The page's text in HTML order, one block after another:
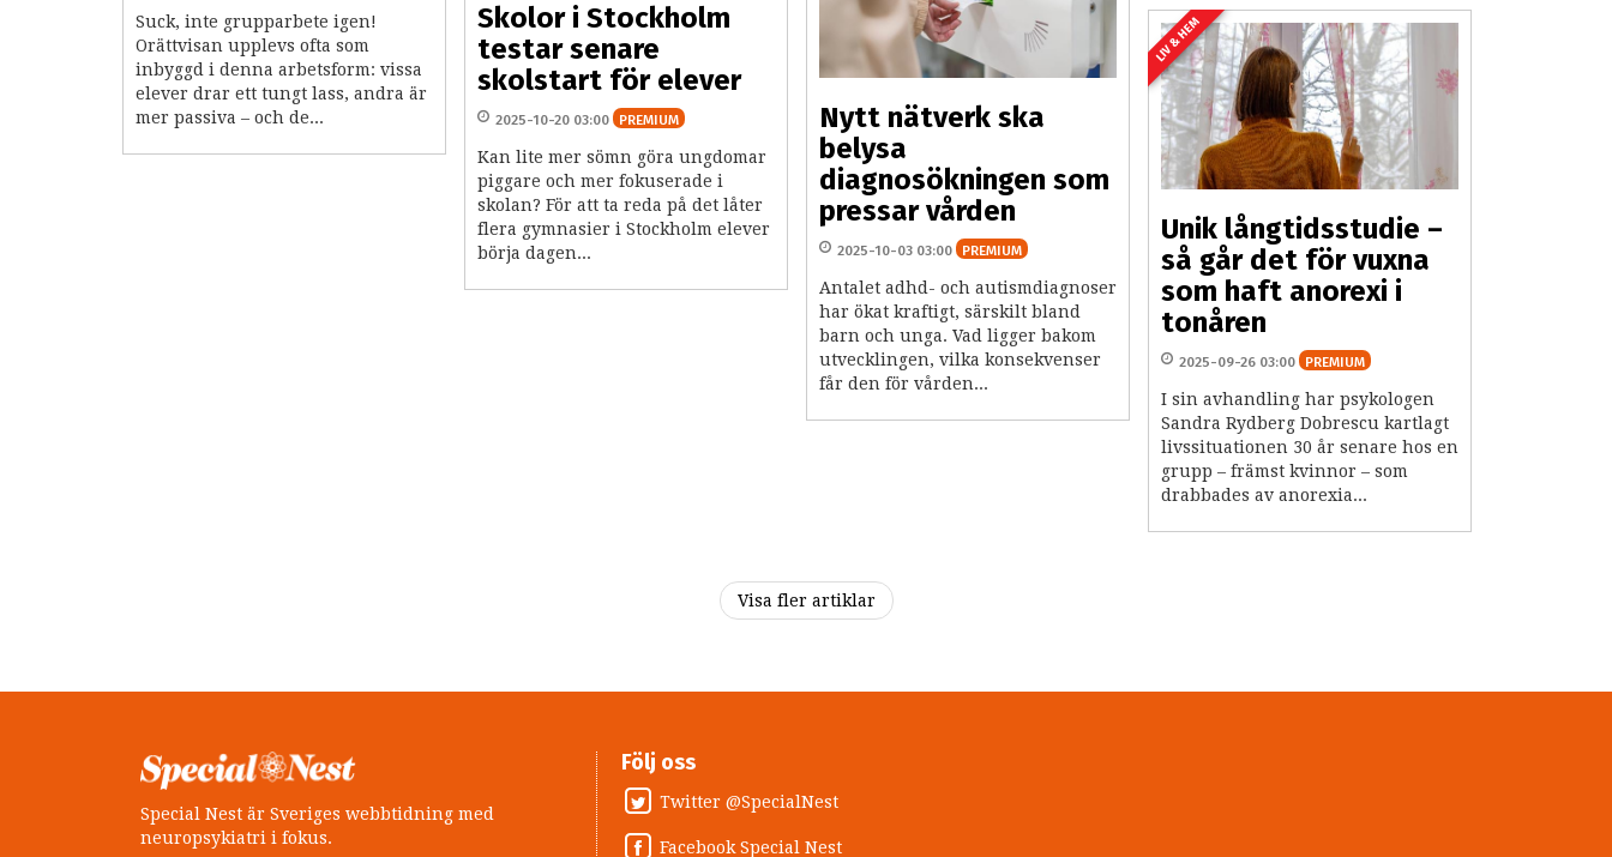
Suck, inte grupparbete igen!
Orättvisan upplevs ofta som
inbyggd i denna arbetsform: vissa
elever drar ett tungt lass, andra är
mer passiva – och de...
Skolor i Stockholm
testar senare
skolstart för elever
2025-10-20 03:00 PREMIUM
Kan lite mer sömn göra ungdomar
piggare och mer fokuserade i
skolan? För att ta reda på det låter
flera gymnasier i Stockholm elever
börja dagen...
Nytt nätverk ska
belysa
diagnosökningen som
pressar vården
2025-10-03 03:00 PREMIUM
Antalet adhd- och autismdiagnoser
har ökat kraftigt, särskilt bland
barn och unga. Vad ligger bakom
utvecklingen, vilka konsekvenser
får den för vården...
LIV & HEM
Unik långtidsstudie –
så går det för vuxna
som haft anorexi i
tonåren
2025-09-26 03:00 PREMIUM
I sin avhandling har psykologen
Sandra Rydberg Dobrescu kartlagt
livssituationen 30 år senare hos en
grupp – främst kvinnor – som
drabbades av anorexia...
Visa fler artiklar
Special Nest är Sveriges webbtidning med
neuropsykiatri i fokus.
Följ oss
Twitter @SpecialNest
Facebook Special Nest